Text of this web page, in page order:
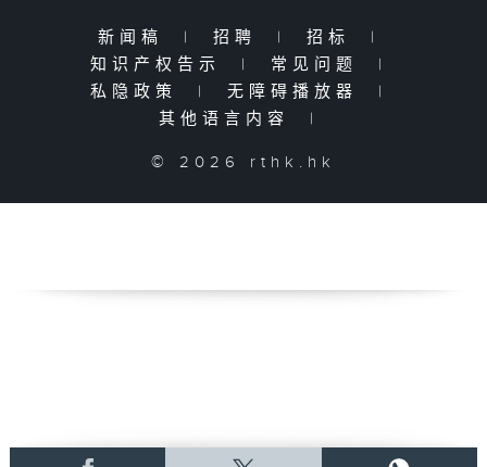
新闻稿 | 招聘 | 招标
|
知识产权告示
| 常见问题
|
私隐政策
| 无障碍播放器
|
其他语言内容
|
© 2026 rthk.hk